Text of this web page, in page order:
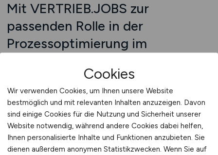
Mit VERTRIEB.JOBS zur
passenden Rolle in der
Prozessoptimierung im
Ob Sie als Prozessmanager, Vertriebsassistent
mit Optimierungsschwerpunkt oder Change
Manager tätig sind – auf VERTRIEB.JOBS finden
Sie Positionen, in denen Ihre Fähigkeit zur
Prozessanalyse und -verbesserung gefragt ist.
Ihre Aufgaben: Prozessabläufe evaluieren,
Cookies
Wir verwenden Cookies, um Ihnen unsere Website
bestmöglich und mit relevanten Inhalten anzuzeigen. Davon
sind einige Cookies für die Nutzung und Sicherheit unserer
Website notwendig, während andere Cookies dabei helfen,
Ihnen personalisierte Inhalte und Funktionen anzubieten. Sie
dienen außerdem anonymen Statistikzwecken. Wenn Sie auf